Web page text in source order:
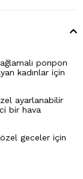
ponpon
kadınlar için
ayarlanabilir
bir hava
geceler için